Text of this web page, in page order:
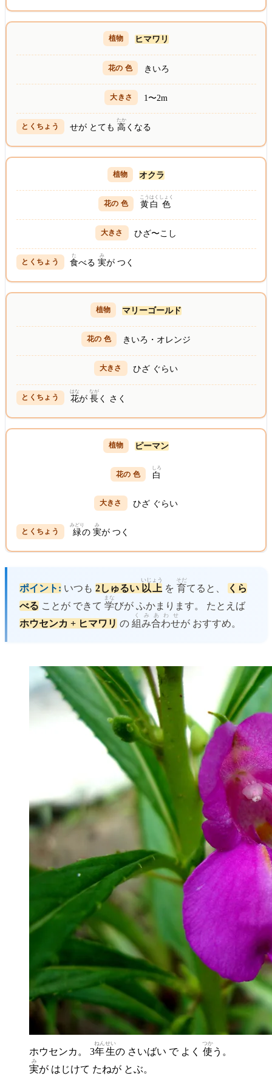
ヒマワリ
きいろ
1〜2m
せが とても高
たか
くなる
オクラ
黄白
こうはく
色
しょく
ひざ〜こし
食
た
べる実
み
が つく
マリーゴールド
きいろ・オレンジ
ひざ ぐらい
花
はな
が長
なが
く さく
ピーマン
白
しろ
ひざ ぐらい
緑
みどり
の実
み
が つく
ポイント: いつも 2しゅるい 以上
いじょう
を 育
そだ
てると、
くら
べる ことが できて 学
まな
びが ふかまります。 たとえば
ホウセンカ + ヒマワリ の 組み合わせ
くみあわせ
が おすすめ。
ホウセンカ。 3年生
ねんせい
の さいばい で よく 使
つか
う。
実
み
が はじけて たねが とぶ。